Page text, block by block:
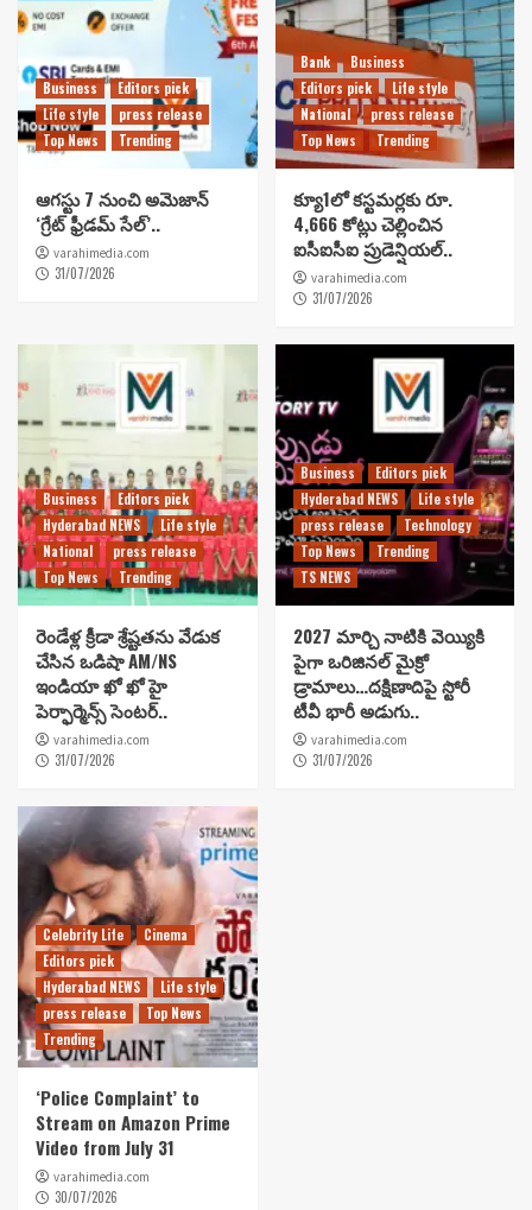
Business
Editors pick
Life style
press release
Top News
Trending
ఆగస్టు 7 నుంచి అమెజాన్
‘గ్రేట్ ఫ్రీడమ్ సేల్’..
varahimedia.com
31/07/2026
Bank
Business
Editors pick
Life style
National
press release
Top News
Trending
క్యూ1లో కస్టమర్లకు రూ.
4,666 కోట్లు చెల్లించిన
ఐసీఐసీఐ ప్రుడెన్షియల్..
varahimedia.com
31/07/2026
Business
Editors pick
Hyderabad NEWS
Life style
National
press release
Top News
Trending
రెండేళ్ల క్రీడా శ్రేష్టతను వేడుక
చేసిన ఒడిషా AM/NS
ఇండియా ఖో ఖో హై
పెర్ఫార్మెన్స్ సెంటర్..
varahimedia.com
31/07/2026
Business
Editors pick
Hyderabad NEWS
Life style
press release
Technology
Top News
Trending
TS NEWS
2027 మార్చి నాటికి వెయ్యికి
పైగా ఒరిజినల్ మైక్రో
డ్రామాలు…దక్షిణాదిపై స్టోరీ
టీవీ భారీ అడుగు..
varahimedia.com
31/07/2026
Celebrity Life
Cinema
Editors pick
Hyderabad NEWS
Life style
press release
Top News
Trending
‘Police Complaint’ to
Stream on Amazon Prime
Video from July 31
varahimedia.com
30/07/2026